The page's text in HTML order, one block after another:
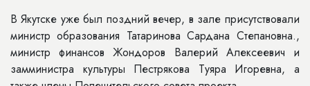
В Якутске уже был поздний вечер, в зале присутствовали
министр образования Татаринова Сардана Степановна.,
министр финансов Жондоров Валерий Алексеевич и
замминистра культуры Пестрякова Туяра Игоревна, а